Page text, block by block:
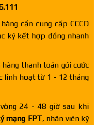
cần cung cấp CCCD
ký kết hợp đồng nhanh
hàng thanh toán gói cước
linh hoạt từ 1 - 12 tháng
24 - 48 giờ sau khi
mạng FPT, nhân viên kỹ